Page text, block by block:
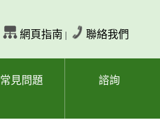
網頁指南 | 聯絡我們
常見問題 諮詢